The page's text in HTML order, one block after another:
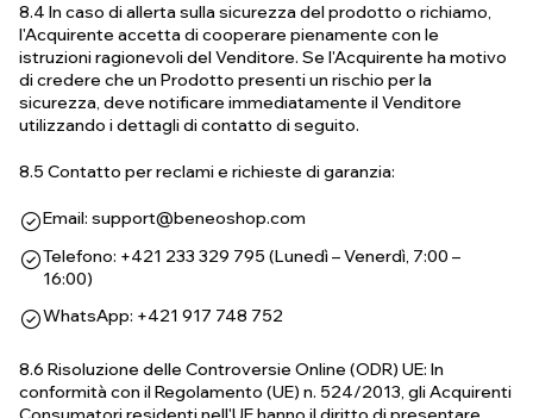
8.4 In caso di allerta sulla sicurezza del prodotto o richiamo,
l'Acquirente accetta di cooperare pienamente con le
istruzioni ragionevoli del Venditore. Se l'Acquirente ha motivo
di credere che un Prodotto presenti un rischio per la
sicurezza, deve notificare immediatamente il Venditore
utilizzando i dettagli di contatto di seguito.
8.5 Contatto per reclami e richieste di garanzia:
Email: support@beneoshop.com
Telefono: +421 233 329 795 (Lunedì – Venerdì, 7:00 –
16:00)
WhatsApp: +421 917 748 752
8.6 Risoluzione delle Controversie Online (ODR) UE: In
conformità con il Regolamento (UE) n. 524/2013, gli Acquirenti